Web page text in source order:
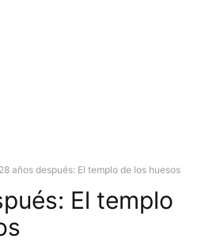
28 años después: El templo de los huesos
El templo